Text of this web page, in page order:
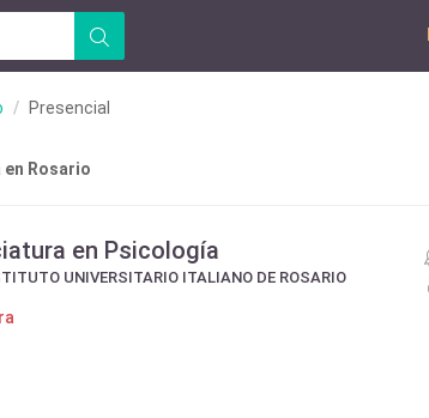
Presencial
Rosario
en Psicología
UNIVERSITARIO ITALIANO DE ROSARIO